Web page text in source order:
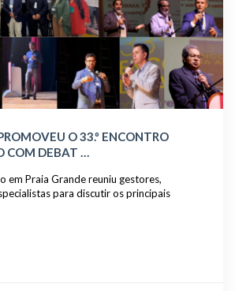
O 33.º ENCONTRO
COM DEBAT …
em Praia Grande reuniu gestores,
para discutir os principais